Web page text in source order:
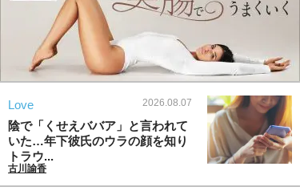
Love 2026.08.07
陰で「くせえババア」と言われて
いた…年下彼氏のウラの顔を知り
トラウ...
古川諭香